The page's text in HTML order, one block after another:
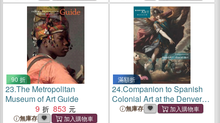
90 折
23.The Metropolitan
Museum of Art Guide
9
853
無庫存
滿額折
24.Companion to Spanish
Colonial Art at the Denver
Art Museum
無庫存